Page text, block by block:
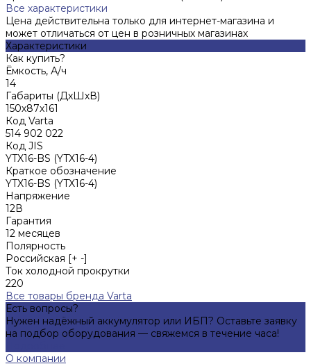
Все характеристики
Цена действительна только для интернет-магазина и
может отличаться от цен в розничных магазинах
Характеристики
Как купить?
Ёмкость, А/ч
14
Габариты (ДхШхВ)
150х87х161
Код Varta
514 902 022
Код JIS
YTX16-BS (YTX16-4)
Краткое обозначение
YTX16-BS (YTX16-4)
Напряжение
12В
Гарантия
12 месяцев
Полярность
Российская [+ -]
Ток холодной прокрутки
220
Все товары бренда Varta
Есть вопросы?
Нужен надёжный аккумулятор или ИБП? Оставьте заявку
на подбор оборудования — свяжемся в течение часа!
О компании